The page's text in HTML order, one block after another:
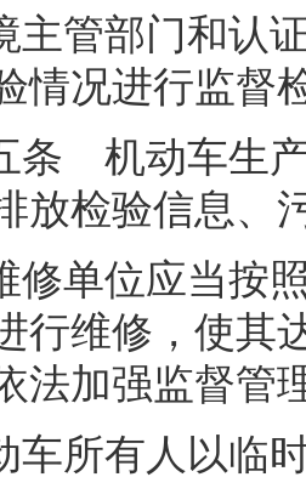
主管部门和认
情况进行监督
条 机动车生
放检验信息、
修单位应当按
行维修，使其
法加强监督管
车所有人以临